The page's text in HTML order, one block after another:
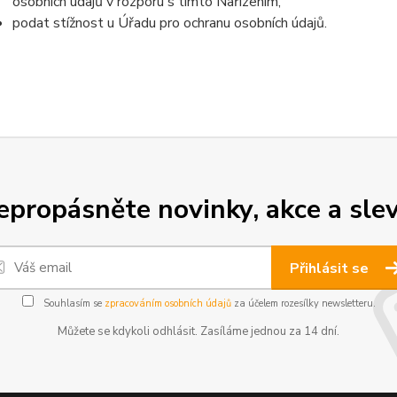
podat stížnost u Úřadu pro ochranu osobních údajů.
novinky, akce a
Přihlásit se
Souhlasím se zpracováním osobních údajůza účelem rozesílky newsletteru.
Můžete se kdykoli odhlásit. Zasíláme jednou za 14 dní.